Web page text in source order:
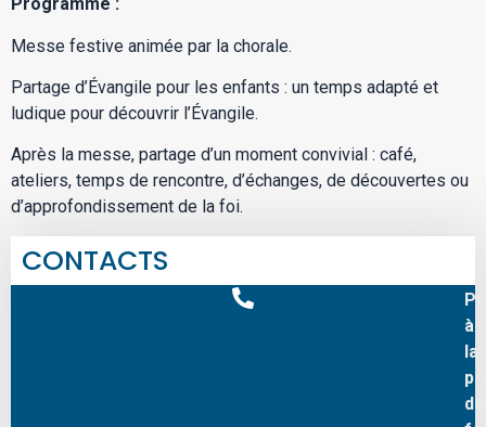
Messe festive animée par la chorale.
Partage d’Évangile pour les enfants : un temps adapté et
ludique pour découvrir l’Évangile.
Après la messe, partage d’un moment convivial : café,
ateliers, temps de rencontre, d’échanges, de découvertes ou
d’approfondissement de la foi.
CONTACTS
à
la
de